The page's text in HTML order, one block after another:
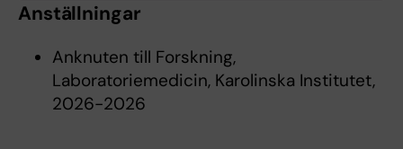
Anställningar
Anknuten till Forskning,
Laboratoriemedicin, Karolinska Institutet,
2026-2026